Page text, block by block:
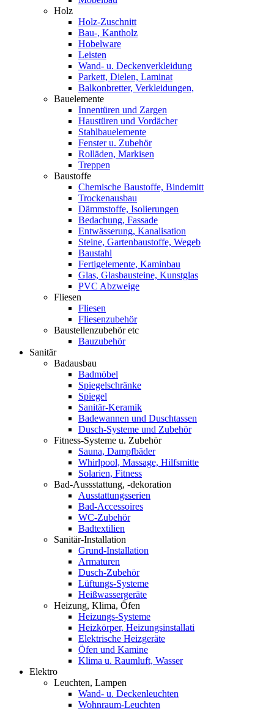
Holz
Holz-Zuschnitt
Bau-, Kantholz
Hobelware
Leisten
Wand- u. Deckenverkleidung
Parkett, Dielen, Laminat
Balkonbretter, Verkleidungen,
Bauelemente
Innentüren und Zargen
Haustüren und Vordächer
Stahlbauelemente
Fenster u. Zubehör
Rolläden, Markisen
Treppen
Baustoffe
Chemische Baustoffe, Bindemitt
Trockenausbau
Dämmstoffe, Isolierungen
Bedachung, Fassade
Entwässerung, Kanalisation
Steine, Gartenbaustoffe, Wegeb
Baustahl
Fertigelemente, Kaminbau
Glas, Glasbausteine, Kunstglas
PVC Abzweige
Fliesen
Fliesen
Fliesenzubehör
Baustellenzubehör etc
Bauzubehör
Sanitär
Badausbau
Badmöbel
Spiegelschränke
Spiegel
Sanitär-Keramik
Badewannen und Duschtassen
Dusch-Systeme und Zubehör
Fitness-Systeme u. Zubehör
Sauna, Dampfbäder
Whirlpool, Massage, Hilfsmitte
Solarien, Fitness
Bad-Aussstattung, -dekoration
Ausstattungsserien
Bad-Accessoires
WC-Zubehör
Badtextilien
Sanitär-Installation
Grund-Installation
Armaturen
Dusch-Zubehör
Lüftungs-Systeme
Heißwassergeräte
Heizung, Klima, Öfen
Heizungs-Systeme
Heizkörper, Heizungsinstallati
Elektrische Heizgeräte
Öfen und Kamine
Klima u. Raumluft, Wasser
Elektro
Leuchten, Lampen
Wand- u. Deckenleuchten
Wohnraum-Leuchten